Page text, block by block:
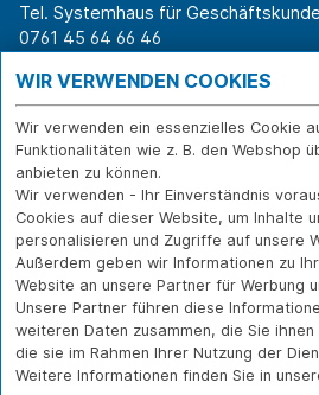
Tel. Systemhaus für
0761 45 64 66 46
Warum CAB
Für Business-
Entscheider
Für IT-Leiter
Für Privatkunden
Erfolgsgeschichte
n
Branchen
IT für
IT-Security
IT-Infrastruktur
WLAN-
Über CAB
Karriere
Sponsoring
Kontakt
WIR VERWENDEN COOKIES
Wir verwenden ein essenzielles Cookie
Funktionalitäten wie z. B. den Webshop
anbieten zu können.
Wir verwenden - Ihr Einverständnis
Cookies auf dieser Website, um Inhalte
personalisieren und Zugriffe auf unsere
Außerdem geben wir Informationen zu
Website an unsere Partner für Werbung
Unsere Partner führen diese
weiteren Daten zusammen, die Sie
die sie im Rahmen Ihrer Nutzung der
Weitere Informationen finden Sie in